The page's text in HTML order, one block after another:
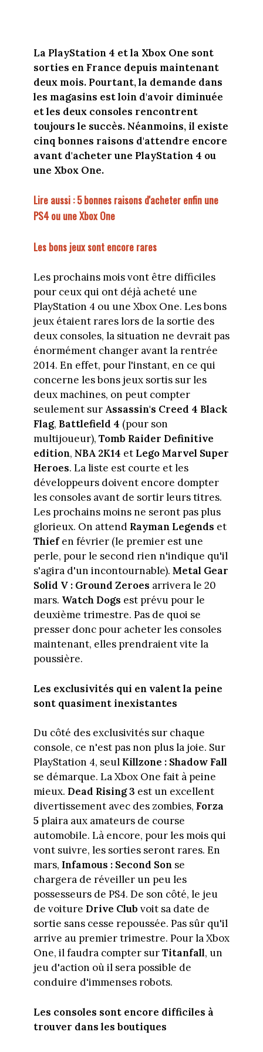
La PlayStation 4 et la Xbox One sont
sorties en France depuis maintenant
deux mois. Pourtant, la demande dans
les magasins est loin d'avoir diminuée
et les deux consoles rencontrent
toujours le succès. Néanmoins, il existe
cinq bonnes raisons d'attendre encore
avant d'acheter une PlayStation 4 ou
une Xbox One.
Lire aussi : 5 bonnes raisons d'acheter enfin une
PS4 ou une Xbox One
Les bons jeux sont encore rares
Les prochains mois vont être difficiles
pour ceux qui ont déjà acheté une
PlayStation 4 ou une Xbox One. Les bons
jeux étaient rares lors de la sortie des
deux consoles, la situation ne devrait pas
énormément changer avant la rentrée
2014. En effet, pour l'instant, en ce qui
concerne les bons jeux sortis sur les
deux machines, on peut compter
seulement sur Assassin's Creed 4 Black
Flag, Battlefield 4 (pour son
multijoueur), Tomb Raider Definitive
edition, NBA 2K14 et Lego Marvel Super
Heroes. La liste est courte et les
développeurs doivent encore dompter
les consoles avant de sortir leurs titres.
Les prochains moins ne seront pas plus
glorieux. On attend Rayman Legends et
Thiefen février (le premier est une
perle, pour le second rien n'indique qu'il
s'agira d'un incontournable). Metal Gear
Solid V : Ground Zeroes arrivera le 20
mars. Watch Dogs est prévu pour le
deuxième trimestre. Pas de quoi se
presser donc pour acheter les consoles
maintenant, elles prendraient vite la
poussière.
Les exclusivités qui en valent la peine
sont quasiment inexistantes
Du côté des exclusivités sur chaque
console, ce n'est pas non plus la joie. Sur
PlayStation 4, seul Killzone : Shadow Fall
se démarque. La Xbox One fait à peine
mieux. Dead Rising 3 est un excellent
divertissement avec des zombies, Forza
5plaira aux amateurs de course
automobile. Là encore, pour les mois qui
vont suivre, les sorties seront rares. En
mars, Infamous : Second Sonse
chargera de réveiller un peu les
possesseurs de PS4. De son côté, le jeu
de voiture Drive Club voit sa date de
sortie sans cesse repoussée. Pas sûr qu'il
arrive au premier trimestre. Pour la Xbox
One, il faudra compter surTitanfall, un
jeu d'action où il sera possible de
conduire d'immenses robots.
Les consoles sont encore difficiles à
trouver dans les boutiques